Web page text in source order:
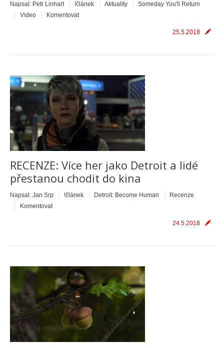
Napsal: Petr Linhart !článek Aktuality
Someday You'll Return
Video
Komentovat
25.5.2018
RECENZE: Více her jako Detroit a lidé
přestanou chodit do kina
Napsal: Jan Srp !článek Detroit: Become Human
Recenze
Komentovat
24.5.2018